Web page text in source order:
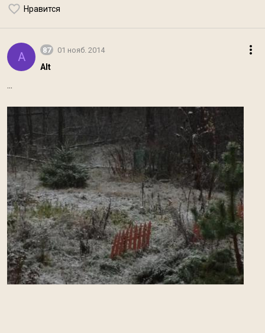
Нравится
A 87 01 нояб. 2014
Alt
...